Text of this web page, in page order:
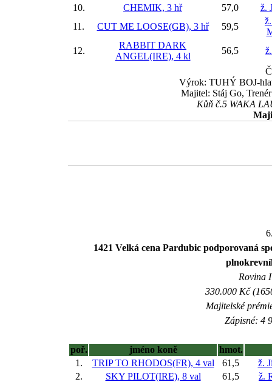
10.
CHEMIK, 3 hř 57,0
ž.
11.
CUT ME LOOSE(GB), 3 hř 59,5
12.
RABBIT DARK
ANGEL(IRE), 4 kl
56,5
Výrok: TUHÝ BOJ-
Majitel: Stáj Go,
Kůň č.5 WAKA
1421 Velká cena Pardubic podporovaná
Rovina
330.000 Kč
Majitelské
Zápisné: 4
poř. jméno koně
hmot.
1.
TRIP TO RHODOS(FR), 4 val 61,5
ž.
2.
SKY PILOT(IRE), 8 val 61,5
ž.